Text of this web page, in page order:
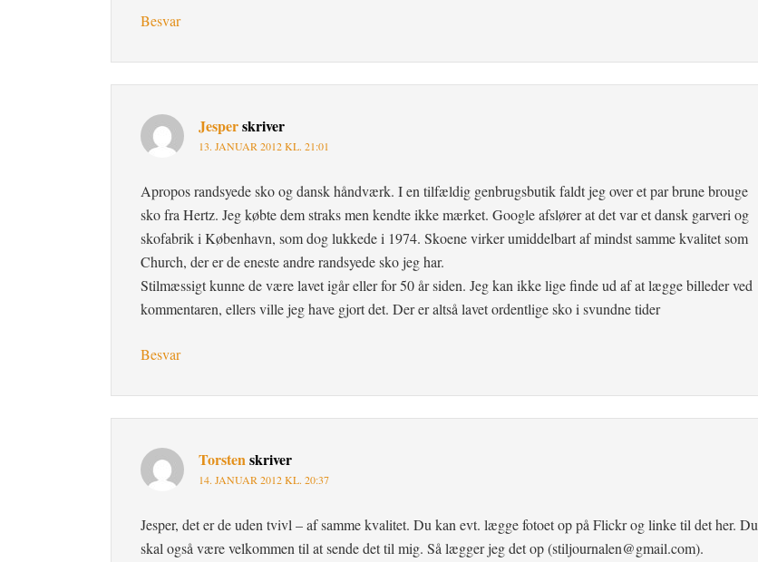
Besvar
Jesperskriver
13. JANUAR 2012 KL. 21:01
Apropos randsyede sko og dansk håndværk. I en tilfældig genbrugsbutik faldt jeg over et par brune brouge
sko fra Hertz. Jeg købte dem straks men kendte ikke mærket. Google afslører at det var et dansk garveri og
skofabrik i København, som dog lukkede i 1974. Skoene virker umiddelbart af mindst samme kvalitet som
Church, der er de eneste andre randsyede sko jeg har.
Stilmæssigt kunne de være lavet igår eller for 50 år siden. Jeg kan ikke lige finde ud af at lægge billeder ved
kommentaren, ellers ville jeg have gjort det. Der er altså lavet ordentlige sko i svundne tider
Besvar
Torstenskriver
14. JANUAR 2012 KL. 20:37
Jesper, det er de uden tvivl – af samme kvalitet. Du kan evt. lægge fotoet op på Flickr og linke til det her. Du
skal også være velkommen til at sende det til mig. Så lægger jeg det op (stiljournalen@gmail.com).